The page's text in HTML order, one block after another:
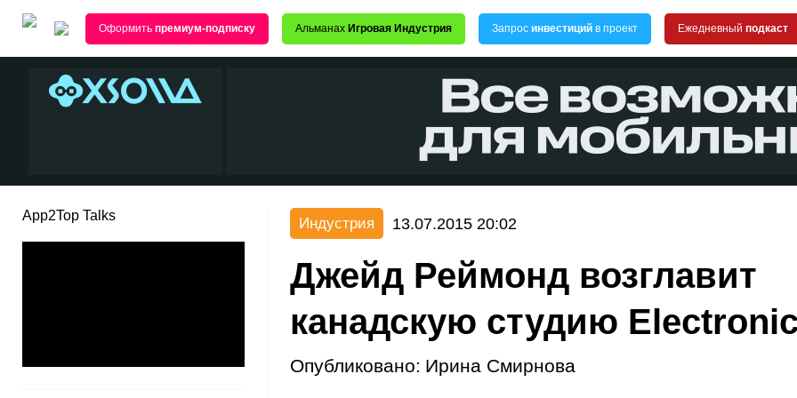
Оформить премиум-подписку Альманах Игровая Индустрия Запрос инвестиций в проект Ежедневный подкаст
App2Top Talks Индустрия 13.07.2015 20:02
Джейд Реймонд возглавит
канадскую студию
Опубликовано: Ирина Смирнова